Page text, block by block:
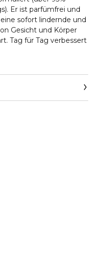
Er ist parfümfrei und
sofort lindernde und
Gesicht und Körper
Tag für Tag verbessert